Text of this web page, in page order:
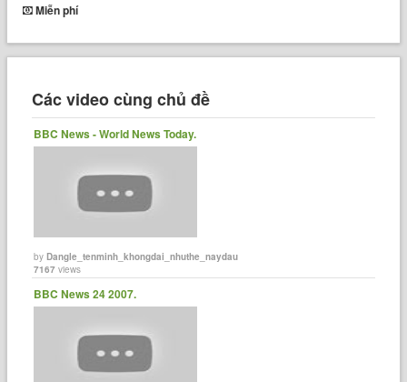
Miễn phí
Các video cùng chủ đề
BBC News - World News Today.
byDangle_tenminh_khongdai_nhuthe_naydau
7167 views
BBC News 24 2007.